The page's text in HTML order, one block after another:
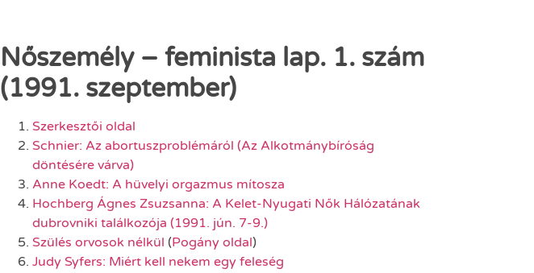
Nőszemély – feminista lap. 1. szám
(1991. szeptember)
Szerkesztői oldal
Schnier: Az abortuszproblémáról (Az Alkotmánybíróság
döntésére várva)
Anne Koedt: A hüvelyi orgazmus mítosza
Hochberg Ágnes Zsuzsanna: A Kelet-Nyugati Nők Hálózatának
dubrovniki találkozója (1991. jún. 7-9.)
Szülés orvosok nélkül (Pogány oldal)
Judy Syfers: Miért kell nekem egy feleség